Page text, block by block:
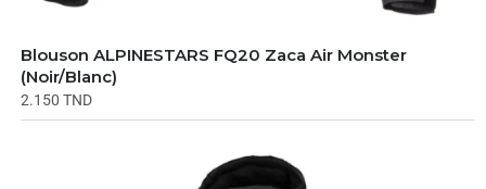
Blouson ALPINESTARS FQ20 Zaca Air Monster
(Noir/Blanc)
2.150 TND